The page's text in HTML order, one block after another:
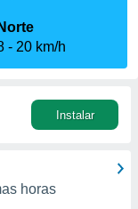
Norte
20 km/h
Instalar
horas